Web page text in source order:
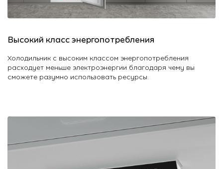
Высокий класс энергопотребления
Холодильник с высоким классом энергопотребления
расходует меньше электроэнергии благодаря чему вы
сможете разумно использовать ресурсы.